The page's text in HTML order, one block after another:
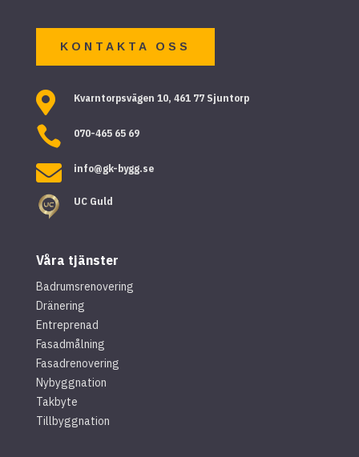
KONTAKTA OSS
 Kvarntorpsvägen 10, 461 77 Sjuntorp
 070-465 65 69
 info@gk-bygg.se
UC Guld
Våra tjänster
Badrumsrenovering
Dränering
Entreprenad
Fasadmålning
Fasadrenovering
Nybyggnation
Takbyte
Tillbyggnation